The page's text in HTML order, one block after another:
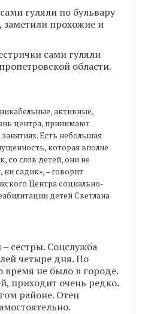
гуляли по бульвару
заметили прохожие и
активные,
центра, принимают
Есть небольшая
которая вполне
со слов детей, они не
садик», – говорит
Центра социально-
детей Светлана
сестры. Соцслужба
четыре дня. По
время не было в городе.
приходит очень редко.
районе. Отец